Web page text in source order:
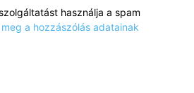
használja a spam
meg a hozzászólás adatainak